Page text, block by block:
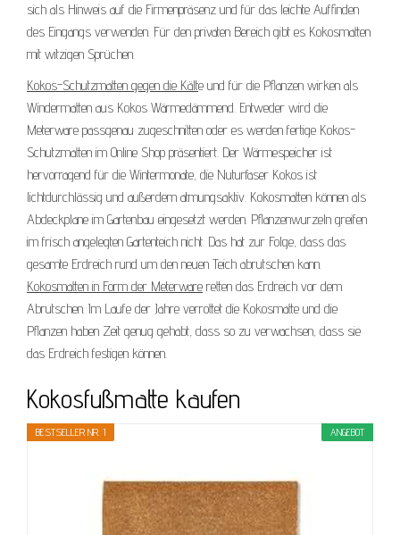
sich als Hinweis auf die Firmenpräsenz und für das leichte Auffinden
des Eingangs verwenden. Für den privaten Bereich gibt es Kokosmatten
mit witzigen Sprüchen.
Kokos-Schutzmatten gegen die Kälte und für die Pflanzen wirken als
Windermatten aus Kokos Wärmedämmend. Entweder wird die
Meterware passgenau zugeschnitten oder es werden fertige Kokos-
Schutzmatten im Online Shop präsentiert. Der Wärmespeicher ist
hervorragend für die Wintermonate, die Nuturfaser Kokos ist
lichtdurchlässig und außerdem atmungsaktiv. Kokosmatten können als
Abdeckplane im Gartenbau eingesetzt werden. Pflanzenwurzeln greifen
im frisch angelegten Gartenteich nicht. Das hat zur Folge, dass das
gesamte Erdreich rund um den neuen Teich abrutschen kann.
Kokosmatten in Form der Meterware retten das Erdreich vor dem
Abrutschen. Im Laufe der Jahre verrottet die Kokosmatte und die
Pflanzen haben Zeit genug gehabt, dass so zu verwachsen, dass sie
das Erdreich festigen können.
Kokosfußmatte kaufen
ANGEBOT
BESTSELLER NR. 1